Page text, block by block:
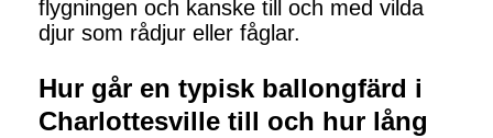
flygningen och kanske till och med vilda
djur som rådjur eller fåglar.
Hur går en typisk ballongfärd i
Charlottesville till och hur lång